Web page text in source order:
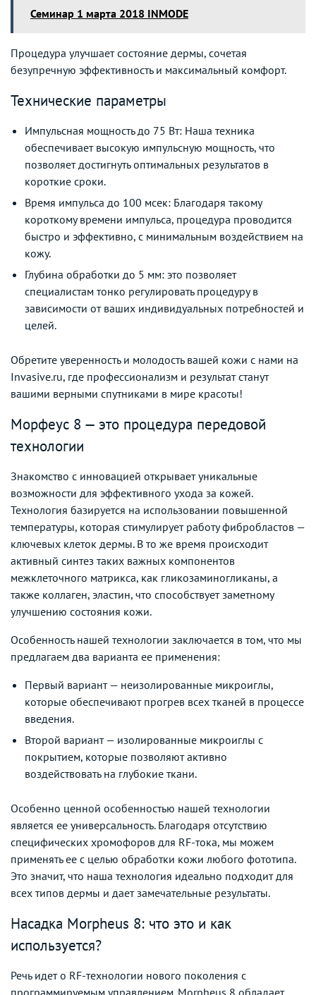
Семинар 1 марта 2018 INMODE
Процедура улучшает состояние дермы, сочетая
безупречную эффективность и максимальный комфорт.
Технические параметры
Импульсная мощность до 75 Вт: Наша техника
обеспечивает высокую импульсную мощность, что
позволяет достигнуть оптимальных результатов в
короткие сроки.
Время импульса до 100 мсек: Благодаря такому
короткому времени импульса, процедура проводится
быстро и эффективно, с минимальным воздействием на
кожу.
Глубина обработки до 5 мм: это позволяет
специалистам тонко регулировать процедуру в
зависимости от ваших индивидуальных потребностей и
целей.
Обретите уверенность и молодость вашей кожи с нами на
Invasive.ru, где профессионализм и результат станут
вашими верными спутниками в мире красоты!
Морфеус 8 — это процедура передовой
технологии
Знакомство с инновацией открывает уникальные
возможности для эффективного ухода за кожей.
Технология базируется на использовании повышенной
температуры, которая стимулирует работу фибробластов —
ключевых клеток дермы. В то же время происходит
активный синтез таких важных компонентов
межклеточного матрикса, как гликозаминогликаны, а
также коллаген, эластин, что способствует заметному
улучшению состояния кожи.
Особенность нашей технологии заключается в том, что мы
предлагаем два варианта ее применения:
Первый вариант — неизолированные микроиглы,
которые обеспечивают прогрев всех тканей в процессе
введения.
Второй вариант — изолированные микроиглы с
покрытием, которые позволяют активно
воздействовать на глубокие ткани.
Особенно ценной особенностью нашей технологии
является ее универсальность. Благодаря отсутствию
специфических хромофоров для RF-тока, мы можем
применять ее с целью обработки кожи любого фототипа.
Это значит, что наша технология идеально подходит для
всех типов дермы и дает замечательные результаты.
Насадка Morpheus 8: что это и как
используется?
Речь идет о RF-технологии нового поколения с
программируемым управлением. Morpheus 8 обладает